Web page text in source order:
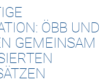
ÖBB UND
GEMEINSAM